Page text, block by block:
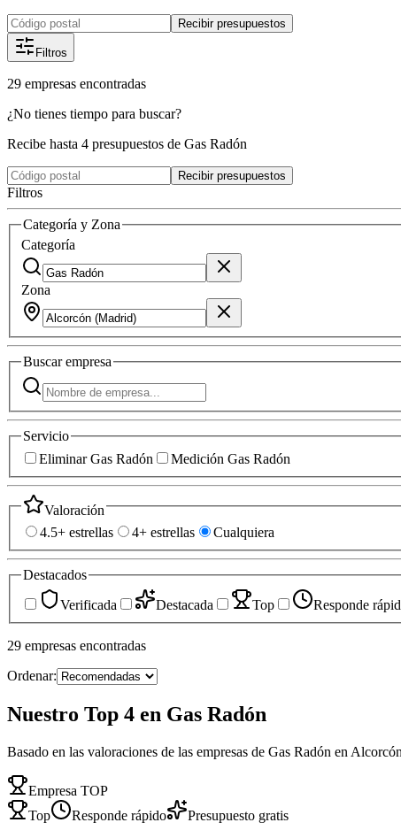
Recibir presupuestos
Filtros
29 empresas encontradas
¿No tienes tiempo para buscar?
Recibe hasta 4 presupuestos de Gas Radón
Recibir presupuestos
Filtros
Categoría y Zona
Categoría
Zona
Buscarempresa
Servicio
Eliminar Gas Radón
Medición Gas Radón
Valoración
4.5+ estrellas
4+ estrellas Cualquiera
Destacados
Verificada
Destacada Top Responde
29 empresas encontradas
Ordenar:
Nuestro Top 4 en Gas Radón
Basado en las valoraciones de las empresas de Gas Radón en Alcorcón
Empresa TOP
Top
Responde rápido Presupuesto gratis